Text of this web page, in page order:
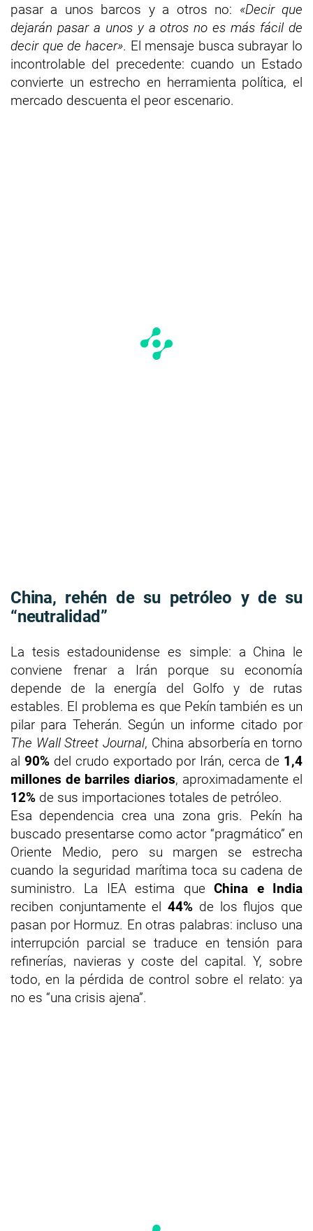
pasar a unos barcos y a otros no: «Decir que
dejarán pasar a unos y a otros no es más fácil de
decir que de hacer». El mensaje busca subrayar lo
incontrolable del precedente: cuando un Estado
convierte un estrecho en herramienta política, el
mercado descuenta el peor escenario.
China, rehén de su petróleo y de su
“neutralidad”
La tesis estadounidense es simple: a China le
conviene frenar a Irán porque su economía
depende de la energía del Golfo y de rutas
estables. El problema es que Pekín también es un
pilar para Teherán. Según un informe citado por
The Wall Street Journal, China absorbería en torno
al 90%del crudo exportado por Irán, cerca de 1,4
millones de barriles diarios, aproximadamente el
12% de sus importaciones totales de petróleo.
Esa dependencia crea una zona gris. Pekín ha
buscado presentarse como actor “pragmático” en
Oriente Medio, pero su margen se estrecha
cuando la seguridad marítima toca su cadena de
suministro. La IEA estima queChina e India
reciben conjuntamente el44% de los flujos que
pasan por Hormuz. En otras palabras: incluso una
interrupción parcial se traduce en tensión para
refinerías, navieras y coste del capital. Y, sobre
todo, en la pérdida de control sobre el relato: ya
no es “una crisis ajena”.